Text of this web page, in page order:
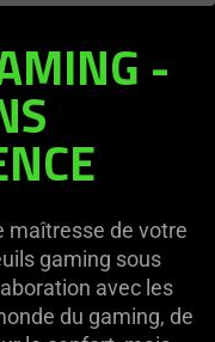
-
maîtresse de votre
gaming sous
avec les
du gaming, de